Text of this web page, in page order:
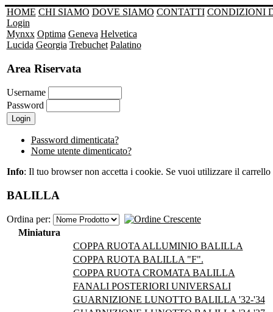
HOME CHI SIAMO DOVE SIAMO CONTATTI CONDIZIONI
Login
Mynxx Optima Geneva Helvetica
Lucida Georgia Trebuchet Palatino
Area Riservata
Username
Password
Password dimenticata?
Nome utente dimenticato?
Info: Il tuo browser non accetta i cookie. Se vuoi utilizzare il
BALILLA
Ordina per:
Miniatura
COPPA RUOTA ALLUMINIO BALILLA
COPPA RUOTA BALILLA "F".
COPPA RUOTA CROMATA BALILLA
FANALI POSTERIORI UNIVERSALI
GUARNIZIONE LUNOTTO BALILLA '32-'34